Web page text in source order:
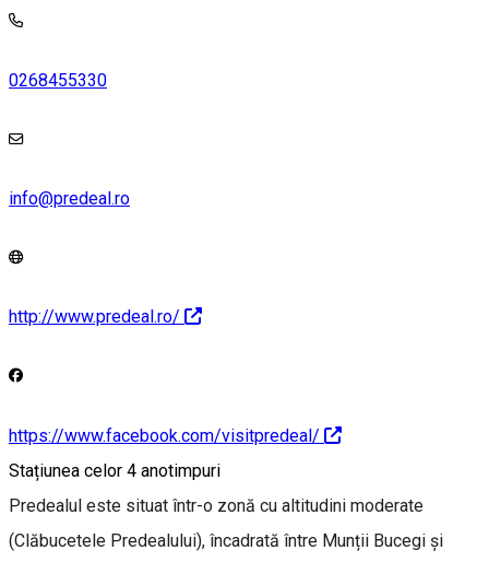
0268455330
info@predeal.ro
http://www.predeal.ro/
https://www.facebook.com/visitpredeal/
Stațiunea celor 4 anotimpuri
Predealul este situat într-o zonă cu altitudini moderate
(Clăbucetele Predealului), încadrată între Munții Bucegi și